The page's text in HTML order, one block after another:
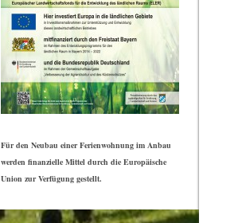
Für den Neubau einer Ferienwohnung im Anbau
werden finanzielle Mittel durch die Europäische
Union zur Verfügung gestellt.